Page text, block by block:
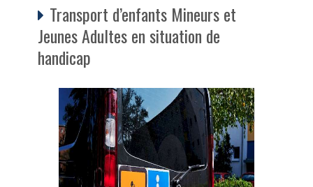
Transport d’enfants Mineurs et
Jeunes Adultes en situation de
handicap